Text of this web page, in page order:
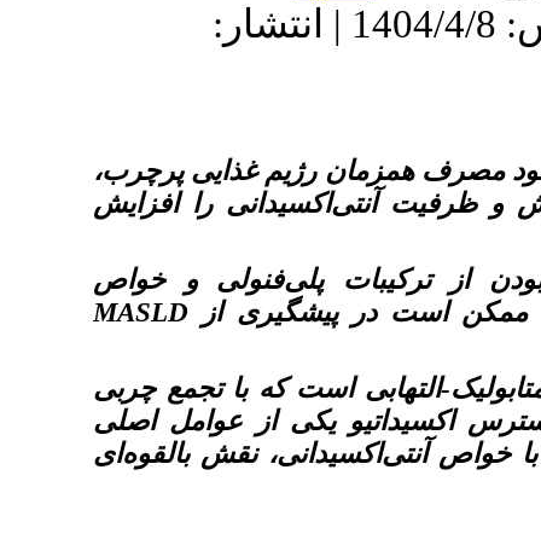
2/10 | پذیرش: 1404/4/8 | انتشار:
غذایی پرچرب،
را افزایش
پلی‌فنولی و خواص
ازMASLD
که با تجمع چربی
از عوامل اصلی
نقش بالقوه‌ای